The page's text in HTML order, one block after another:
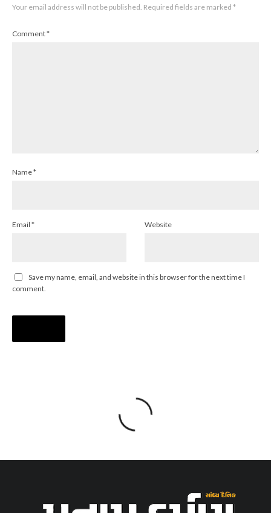
Your email address will not be published. Required fields are marked *
Comment*
Name*
Email * Website
Save my name, email, and website in this browser for the next time I
comment.